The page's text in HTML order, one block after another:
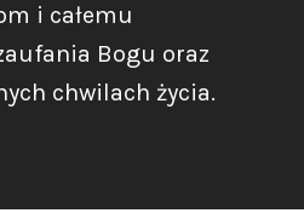
i całemu
Bogu oraz
chwilach życia.